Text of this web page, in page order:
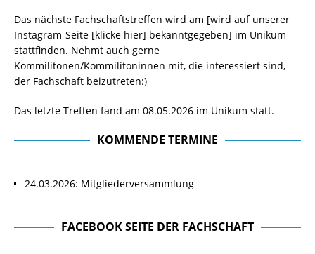
Das nächste Fachschaftstreffen wird am [wird auf unserer
Instagram-Seite [klicke hier] bekanntgegeben] im Unikum
stattfinden. Nehmt auch gerne
Kommilitonen/Kommilitoninnen mit, die interessiert sind,
der Fachschaft beizutreten:)
Das letzte Treffen fand am 08.05.2026 im Unikum statt.
KOMMENDE TERMINE
24.03.2026: Mitgliederversammlung
FACEBOOK SEITE DER FACHSCHAFT